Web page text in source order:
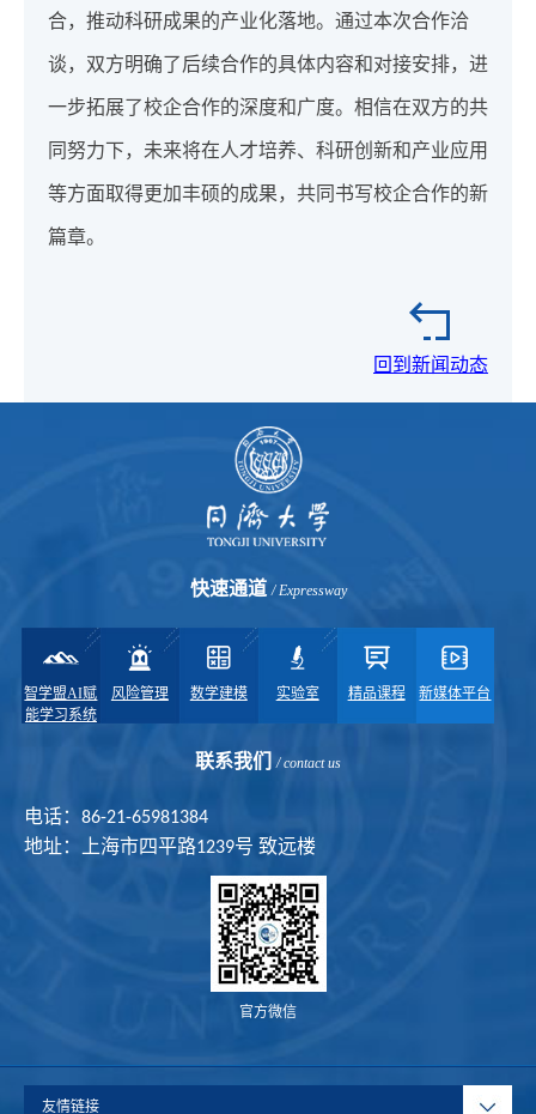
合，推动科研成果的产业化落地。通过本次合作洽
谈，双方明确了后续合作的具体内容和对接安排，进
一步拓展了校企合作的深度和广度。相信在双方的共
同努力下，未来将在人才培养、科研创新和产业应用
等方面取得更加丰硕的成果，共同书写校企合作的新
篇章。
回到新闻动态
快速通道 / Expressway
智学盟AI赋
能学习系统
风险管理 数学建模 实验室 精品课程 新媒体平台
联系我们 / contact us
电话：86-21-65981384
地址：上海市四平路1239号 致远楼
官方微信
友情链接